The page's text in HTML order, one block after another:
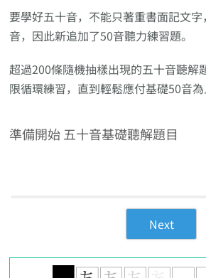
要學好五十音，不能只著重書面記文
音，因此新追加了50音聽力練習題。
超過200條隨機抽樣出現的五十音聽解
限循環練習，直到輕鬆應付基礎50音
準備開始 五十音基礎聽解題目
Next